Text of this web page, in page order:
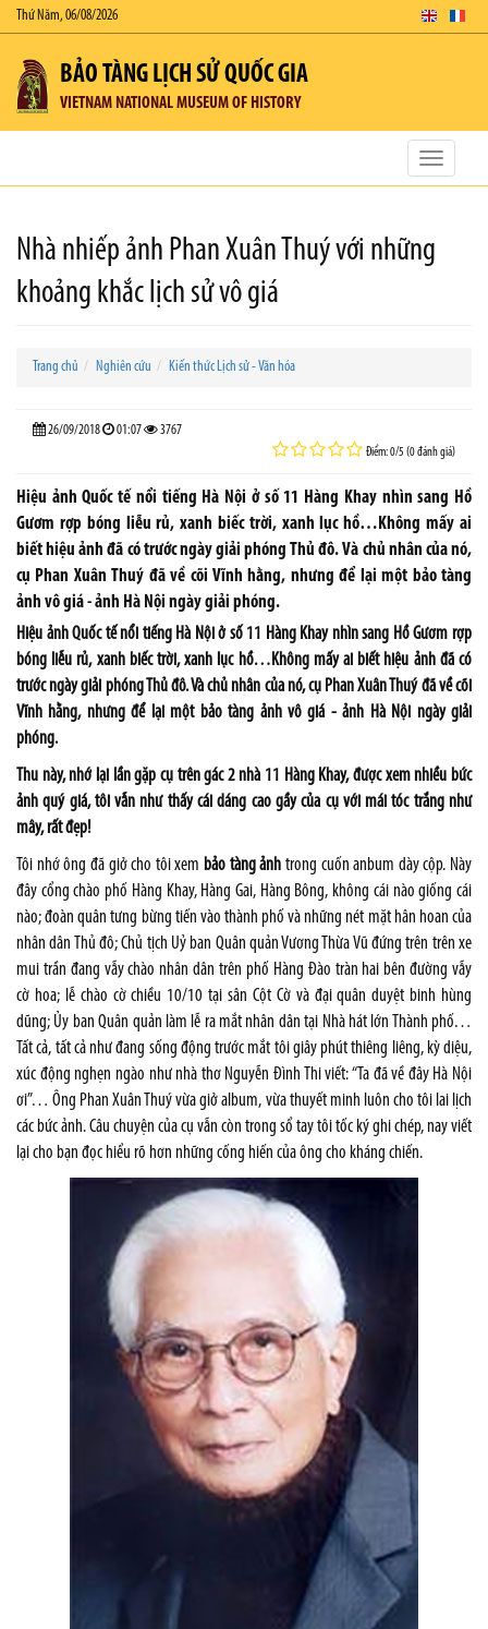
Thứ Năm, 06/08/2026
BẢO TÀNG LỊCH SỬ QUỐC GIA
VIETNAM NATIONAL MUSEUM OF HISTORY
Toggle
Nhà nhiếp ảnh Phan Xuân Thuý với những
khoảng khắc lịch sử vô giá
Trang chủ Nghiên cứu Kiến thức Lịch sử - Văn hóa
26/09/2018 01:07 3767
Điểm: 0/5 (0 đánh giá)
Hiệu ảnh Quốc tế nổi tiếng Hà Nội ở số 11 Hàng Khay nhìn sang Hồ
Gươm rợp bóng liễu rủ, xanh biếc trời, xanh lục hồ…Không mấy ai
biết hiệu ảnh đã có trước ngày giải phóng Thủ đô. Và chủ nhân của nó,
cụ Phan Xuân Thuý đã về cõi Vĩnh hằng, nhưng để lại một bảo tàng
ảnh vô giá - ảnh Hà Nội ngày giải phóng.
Hiệu ảnh Quốc tế nổi tiếng Hà Nội ở số 11 Hàng Khay nhìn sang Hồ Gươm rợp
bóng liễu rủ, xanh biếc trời, xanh lục hồ…Không mấy ai biết hiệu ảnh đã có
trước ngày giải phóng Thủ đô. Và chủ nhân của nó, cụ Phan Xuân Thuý đã về cõi
Vĩnh hằng, nhưng để lại một bảo tàng ảnh vô giá - ảnh Hà Nội ngày giải
phóng.
Thu này, nhớ lại lần gặp cụ trên gác 2 nhà 11 Hàng Khay, được xem nhiều bức
ảnh quý giá, tôi vẫn như thấy cái dáng cao gầy của cụ với mái tóc trắng như
mây, rất đẹp!
Tôi nhớ ông đã giở cho tôi xem bảo tàng ảnh trong cuốn anbum dày cộp. Này
đây cổng chào phố Hàng Khay, Hàng Gai, Hàng Bông, không cái nào giống cái
nào; đoàn quân tưng bừng tiến vào thành phố và những nét mặt hân hoan của
nhân dân Thủ đô; Chủ tịch Uỷ ban Quân quản Vương Thừa Vũ đứng trên trên xe
mui trần đang vẫy chào nhân dân trên phố Hàng Đào tràn hai bên đường vẫy
cờ hoa; lễ chào cờ chiều 10/10 tại sân Cột Cờ và đại quân duyệt binh hùng
dũng; Ủy ban Quân quản làm lễ ra mắt nhân dân tại Nhà hát lớn Thành phố…
Tất cả, tất cả như đang sống động trước mắt tôi giây phút thiêng liêng, kỳ diệu,
xúc động nghẹn ngào như nhà thơ Nguyễn Đình Thi viết: “Ta đã về đây Hà Nội
ơi”… Ông Phan Xuân Thuý vừa giở album, vừa thuyết minh luôn cho tôi lai lịch
các bức ảnh. Câu chuyện của cụ vẫn còn trong sổ tay tôi tốc ký ghi chép, nay viết
lại cho bạn đọc hiểu rõ hơn những cống hiến của ông cho kháng chiến.